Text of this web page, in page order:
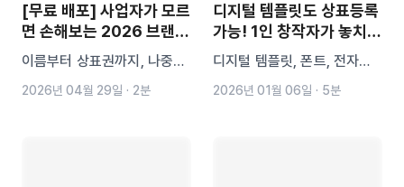
[무료 배포] 사업자가 모르
면 손해보는 2026 브랜드
준비 체크리스트
이름부터 상표권까지, 나중에
문제 생기기 쉬운 포인트를 한
2026년 04월 29일 · 2분
디지털 템플릿도 상표등록
가능! 1인 창작자가 놓치면
후회할 이유
디지털 템플릿, 폰트, 전자책
도 상표등록이 가능합니다.
2026년 01월 06일 · 5분